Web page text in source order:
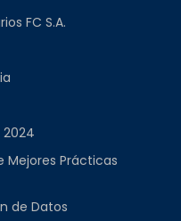
FC S.A.
2024
Prácticas
de Datos